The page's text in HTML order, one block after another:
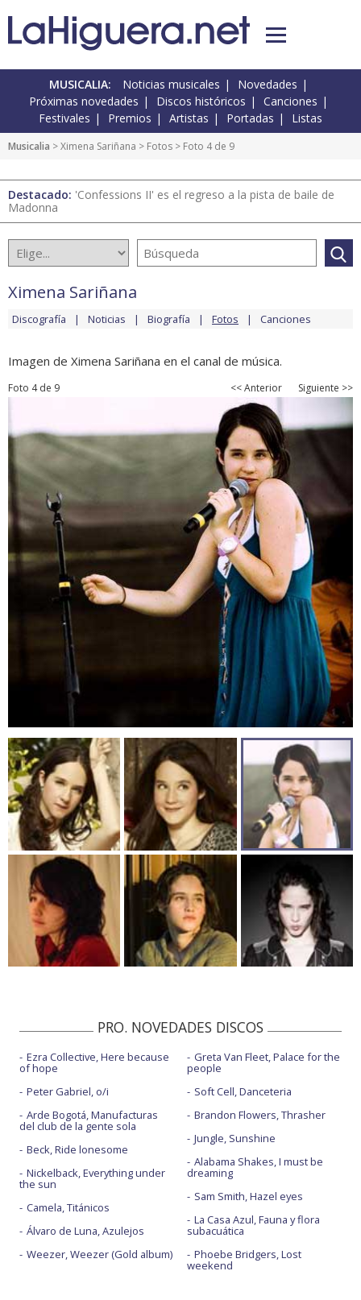
MUSICALIA: Noticias musicales
Novedades
Próximas novedades
Discos históricos
Canciones
Festivales
Premios Artistas Portadas Listas
Musicalia >Ximena Sariñana > Fotos > Foto 4 de 9
Destacado: 'Confessions II' es el regreso a la pista de baile de
Madonna
Ximena Sariñana
Discografía Noticias Biografía Fotos Canciones
Imagen de Ximena Sariñana en el canal de música.
Foto 4 de 9 << Anterior Siguiente >>
PRO. NOVEDADES DISCOS
Ezra Collective, Here because
of hope
Peter Gabriel, o/i
Arde Bogotá, Manufacturas
del club de la gente sola
Beck, Ride lonesome
Nickelback, Everything under
the sun
Camela, Titánicos
Álvaro de Luna, Azulejos
Weezer, Weezer (Gold album)
Greta Van Fleet, Palace for the
people
Soft Cell, Danceteria
Brandon Flowers, Thrasher
Jungle, Sunshine
Alabama Shakes, I must be
dreaming
Sam Smith, Hazel eyes
La Casa Azul, Fauna y flora
subacuática
Phoebe Bridgers, Lost
weekend